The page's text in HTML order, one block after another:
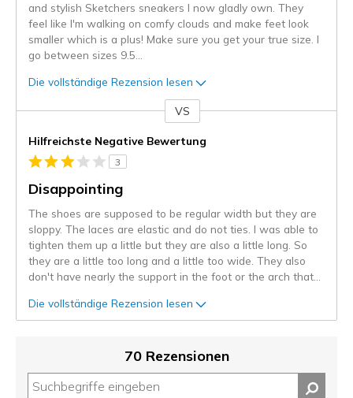
and stylish Sketchers sneakers I now gladly own. They
feel like I'm walking on comfy clouds and make feet look
smaller which is a plus! Make sure you get your true size. I
go between sizes 9.5
Die vollständige Rezension lesen
VS
Hilfreichste Negative Bewertung
3
Disappointing
The shoes are supposed to be regular width but they are
sloppy. The laces are elastic and do not ties. I was able to
tighten them up a little but they are also a little long. So
they are a little too long and a little too wide. They also
don't have nearly the support in the foot or the arch that
Die vollständige Rezension lesen
70 Rezensionen